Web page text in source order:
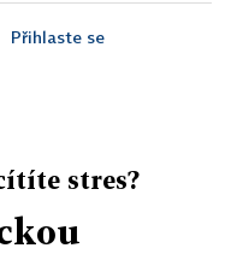
Přihlaste se
stres?